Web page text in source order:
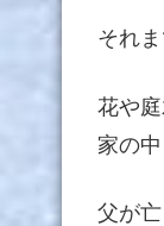
それ
花や
家の
父が